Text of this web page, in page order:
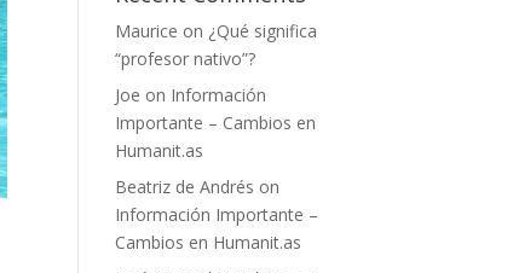
Maurice on ¿Qué significa
“profesor nativo”?
Joe on Información
Importante – Cambios en
Humanit.as
Beatriz de Andrés on
Información Importante –
Cambios en Humanit.as